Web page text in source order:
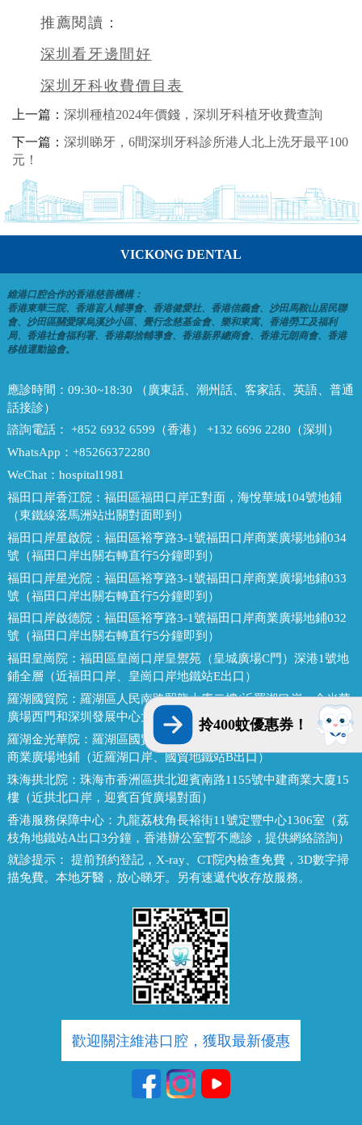
推薦閱讀：
深圳看牙邊間好
深圳牙科收費價目表
上一篇： 深圳種植2024年價錢，深圳牙科植牙收費查詢
下一篇： 深圳睇牙，6間深圳牙科診所港人北上洗牙最平100
元！
VICKONG DENTAL
維港口腔合作的香港慈善機構：
香港東華三院、香港盲人輔導會、香港健愛社、香港信義會、沙田馬鞍山居民聯
會、沙田區關愛隊烏溪沙小區、覺行念慈基金會、樂和東寓、香港勞工及福利
局、香港社會福利署、香港鄰捨輔導會、香港新界總商會、香港元朗商會、香港
移植運動協會。
應診時間： 09:30~18:30 （廣東話、潮州話、客家話、英語、普通
話接診）
諮詢電話： +852 6932 6599（香港） +132 6696 2280（深圳）
WhatsApp： +85266372280
WeChat： hospital1981
福田口岸香江院： 福田區福田口岸正對面，海悅華城104號地鋪
（東鐵線落馬洲站出關對面即到）
福田口岸星啟院： 福田區裕亨路3-1號福田口岸商業廣場地鋪034
號（福田口岸出關右轉直行5分鐘即到）
福田口岸星光院： 福田區裕亨路3-1號福田口岸商業廣場地鋪033
號（福田口岸出關右轉直行5分鐘即到）
福田口岸啟德院： 福田區裕亨路3-1號福田口岸商業廣場地鋪032
號（福田口岸出關右轉直行5分鐘即到）
福田皇崗院： 福田區皇崗口岸皇禦苑（皇城廣場C門）深港1號地
鋪全層（近福田口岸、皇崗口岸地鐵站E出口）
羅湖國貿院： 羅湖區人民南路熙龍大廈二樓(近羅湖口岸，金光華
廣場西門和深圳發展中心大廈對面，國貿地鐵站E出口）
羅湖金光華院： 羅湖區國貿金光華廣場東二門對面，南湖路凱利
商業廣場地鋪（近羅湖口岸、國貿地鐵站B出口）
珠海拱北院： 珠海市香洲區拱北迎賓南路1155號中建商業大廈15
樓（近拱北口岸，迎賓百貨廣場對面）
香港服務保障中心： 九龍荔枝角長裕街11號定豐中心1306室（荔
枝角地鐵站A出口3分鐘，香港辦公室暫不應診，提供網絡諮詢）
就診提示： 提前預約登記，X-ray、CT院內檢查免費，3D數字掃
描免費。本地牙醫，放心睇牙。另有速遞代收存放服務。
歡迎關注維港口腔，獲取最新優惠
拎400蚊優惠券！